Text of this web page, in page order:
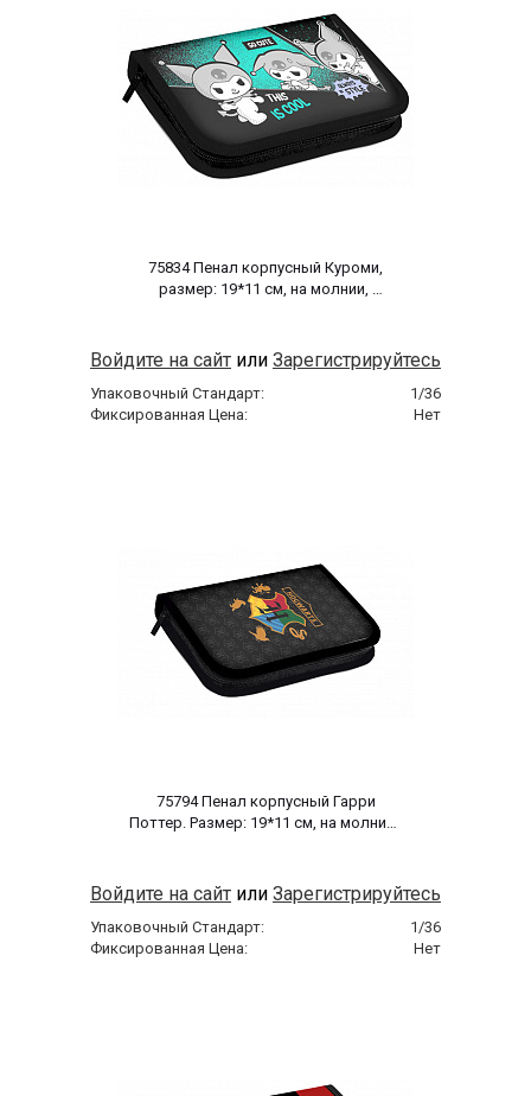
75834 Пенал корпусный Куроми,
размер: 19*11 см, на молнии,
Войдите на сайт или Зарегистрируйтесь
Упаковочный Стандарт:
1/36
Фиксированная Цена:
Нет
75794 Пенал корпусный Гарри
Поттер. Размер: 19*11 см, на молнии,
Войдите на сайт или Зарегистрируйтесь
Упаковочный Стандарт:
1/36
Фиксированная Цена:
Нет